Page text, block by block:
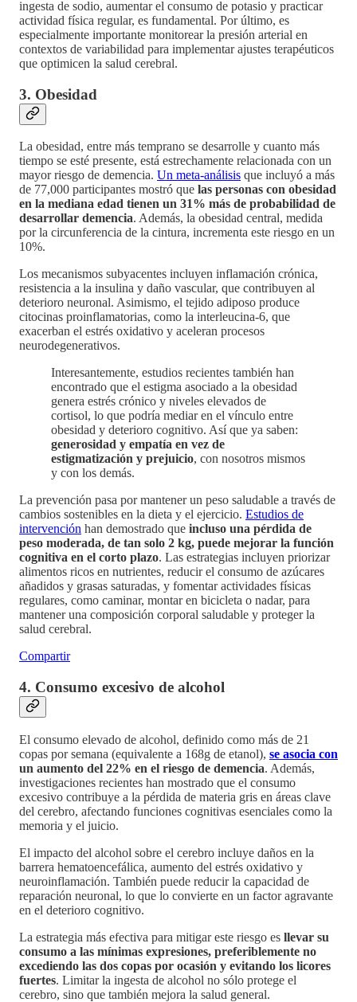
ingesta de sodio, aumentar el consumo de potasio y practicar
actividad física regular, es fundamental. Por último, es
especialmente importante monitorear la presión arterial en
contextos de variabilidad para implementar ajustes terapéuticos
que optimicen la salud cerebral.
3. Obesidad
La obesidad, entre más temprano se desarrolle y cuanto más
tiempo se esté presente, está estrechamente relacionada con un
mayor riesgo de demencia. Un meta-análisis que incluyó a más
de 77,000 participantes mostró que las personas con obesidad
en la mediana edad tienen un 31% más de probabilidad de
desarrollar demencia. Además, la obesidad central, medida
por la circunferencia de la cintura, incrementa este riesgo en un
10%.
Los mecanismos subyacentes incluyen inflamación crónica,
resistencia a la insulina y daño vascular, que contribuyen al
deterioro neuronal. Asimismo, el tejido adiposo produce
citocinas proinflamatorias, como la interleucina-6, que
exacerban el estrés oxidativo y aceleran procesos
neurodegenerativos.
Interesantemente, estudios recientes también han
encontrado que el estigma asociado a la obesidad
genera estrés crónico y niveles elevados de
cortisol, lo que podría mediar en el vínculo entre
obesidad y deterioro cognitivo. Así que ya saben:
generosidad y empatía en vez de
estigmatización y prejuicio, con nosotros mismos
y con los demás.
La prevención pasa por mantener un peso saludable a través de
cambios sostenibles en la dieta y el ejercicio. Estudios de
intervención han demostrado que incluso una pérdida de
peso moderada, de tan solo 2 kg, puede mejorar la función
cognitiva en el corto plazo. Las estrategias incluyen priorizar
alimentos ricos en nutrientes, reducir el consumo de azúcares
añadidos y grasas saturadas, y fomentar actividades físicas
regulares, como caminar, montar en bicicleta o nadar, para
mantener una composición corporal saludable y proteger la
salud cerebral.
Compartir
4. Consumo excesivo de alcohol
El consumo elevado de alcohol, definido como más de 21
copas por semana (equivalente a 168g de etanol), se asocia con
un aumento del 22% en el riesgo de demencia. Además,
investigaciones recientes han mostrado que el consumo
excesivo contribuye a la pérdida de materia gris en áreas clave
del cerebro, afectando funciones cognitivas esenciales como la
memoria y el juicio.
El impacto del alcohol sobre el cerebro incluye daños en la
barrera hematoencefálica, aumento del estrés oxidativo y
neuroinflamación. También puede reducir la capacidad de
reparación neuronal, lo que lo convierte en un factor agravante
en el deterioro cognitivo.
La estrategia más efectiva para mitigar este riesgo es llevar su
consumo a las mínimas expresiones, preferiblemente no
excediendo las dos copas por ocasión y evitando los licores
fuertes. Limitar la ingesta de alcohol no sólo protege el
cerebro, sino que también mejora la salud general.